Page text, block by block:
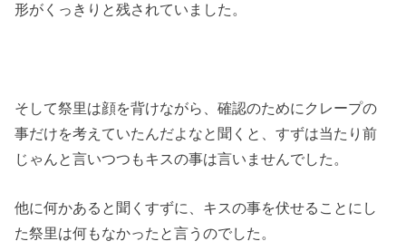
形がくっきりと残されていました。
そして祭里は顔を背けながら、確認のためにクレープの
事だけを考えていたんだよなと聞くと、すずは当たり前
じゃんと言いつつもキスの事は言いませんでした。
他に何かあると聞くすずに、キスの事を伏せることにし
た祭里は何もなかったと言うのでした。